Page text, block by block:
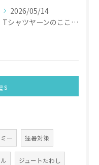
2026/05/14
Tシャツヤーンのここが嫌だ
ー 猛暑対策
ジュートたわし